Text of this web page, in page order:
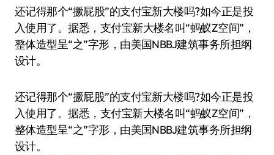
还记得那个“撅屁股”的支付宝新大楼吗?如今正是投
入使用了。据悉，支付宝新大楼名叫“蚂蚁Z空间”，
整体造型呈“之”字形，由美国NBBJ建筑事务所担纲
设计。
还记得那个“撅屁股”的支付宝新大楼吗?如今正是投
入使用了。据悉，支付宝新大楼名叫“蚂蚁Z空间”，
整体造型呈“之”字形，由美国NBBJ建筑事务所担纲
设计。